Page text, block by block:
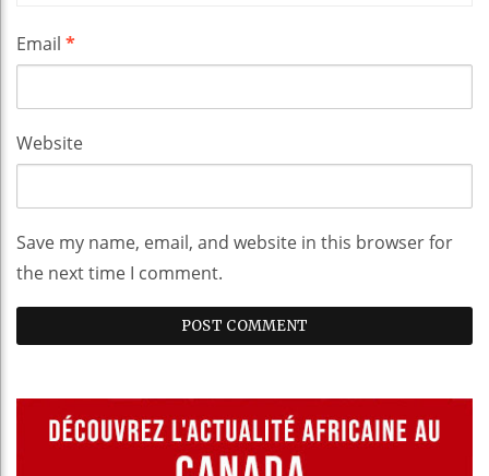
Email *
Website
Save my name, email, and website in this browser for
the next time I comment.